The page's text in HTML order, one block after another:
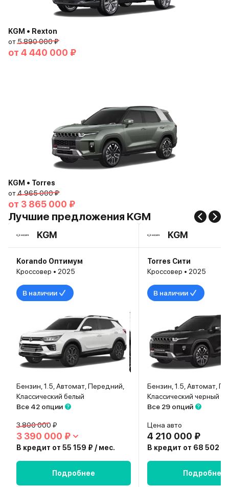
KGM • Rexton
от5 890 000 ₽
от 4 440 000 ₽
KGM • Torres
от4 965 000 ₽
от 3 865 000 ₽
Лучшие предложения KGM
KGM
Korando Оптимум
Кроссовер • 2025
В наличии
Бензин, 1.5, Автомат, Передний,
Классический белый
Все 42 опции
3 800 000 ₽
3 390 000 ₽
В кредит от 55 159 ₽ / мес.
Подробнее
KGM
Torres Сити
Кроссовер • 2025
В наличии
Бензин, 1.5, Автомат,
Классический черный
Все 29 опций
Цена авто
4 210 000 ₽
В кредит от 68 502 ₽
Подробнее